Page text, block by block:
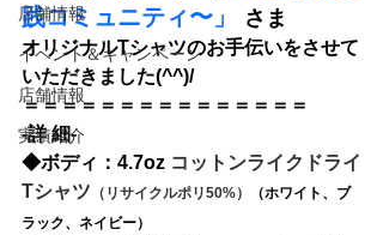
店舗情報
イベント＆キャンペーン
店舗情報
実績紹介
践コミュニティ〜 」 さま
オリジナルTシャツのお手伝いをさせて
いただきました(^^)/
＝＝＝＝＝＝＝＝＝＝＝＝＝＝ ＝
-詳 細-
◆ボディ： 4.7oz コットンライクドライ
Tシャツ （リサイクルポリ50%）
（ホワイト、ブ
ラック、ネイビー）